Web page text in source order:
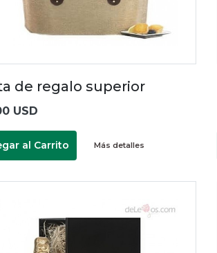
de regalo superior
USD
al Carrito Más detalles